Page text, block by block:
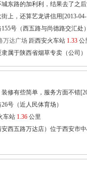
东路的加利利，结果去了之
上，还算艺龙讲信用[2013-
号（西五路与尚德路交汇处
万达广场 距西安火车站 1.33 公
属于陕西省烟草专卖（公司
修有些简单，服务方面不错
号（近人民体育场）
车站 1.36 公里
西五路万达店）位于西安市